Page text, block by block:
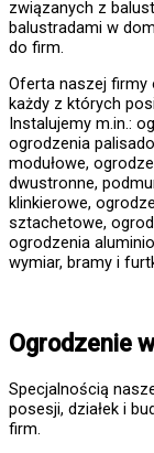
związanych z
balustradami w
do firm.
Oferta naszej firmy
każdy z których
Instalujemy m.in.:
ogrodzenia
modułowe,
dwustronne,
klinkierowe,
sztachetowe,
ogrodzenia
wymiar, bramy i
Ogrodzenie
Specjalnością
posesji, działek i
firm.